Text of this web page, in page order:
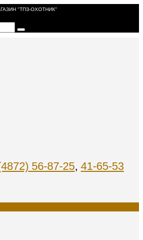
"ТПЗ-ОХОТНИК"
56-87-25, 41-65-53